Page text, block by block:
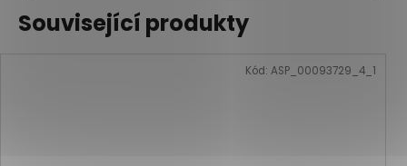
Související produkty
Kód: ASP_00093729_4_1